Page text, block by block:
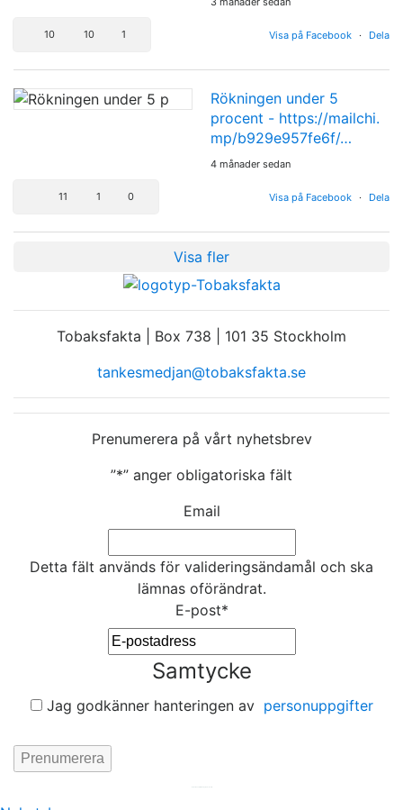
Visa på Facebook · Dela
10 10 1
Rökningen under 5
procent - https://mailchi.
mp/b929e957fe6f/…
4 månader sedan
Visa på Facebook · Dela
11 1 0
Visa fler
Tobaksfakta | Box 738 | 101 35 Stockholm
tankesmedjan@tobaksfakta.se
Prenumerera på vårt nyhetsbrev
”*” anger obligatoriska fält
Email
Detta fält används för valideringsändamål och ska
lämnas oförändrat.
E-post*
Samtycke
Jag godkänner hanteringen av personuppgifter